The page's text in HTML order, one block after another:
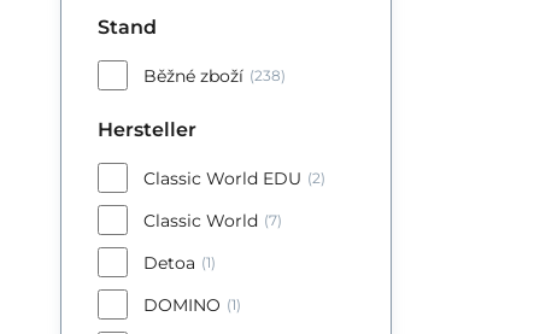
Stand
Běžné zboží (238)
Hersteller
Classic World EDU (2)
Classic World (7)
Detoa (1)
DOMINO (1)